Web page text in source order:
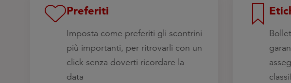
Preferiti
Imposta come preferiti gli scontrini
più importanti, per ritrovarli con un
click senza doverti ricordare la
data